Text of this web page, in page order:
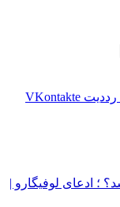
‫رددیت ‫VKontakte